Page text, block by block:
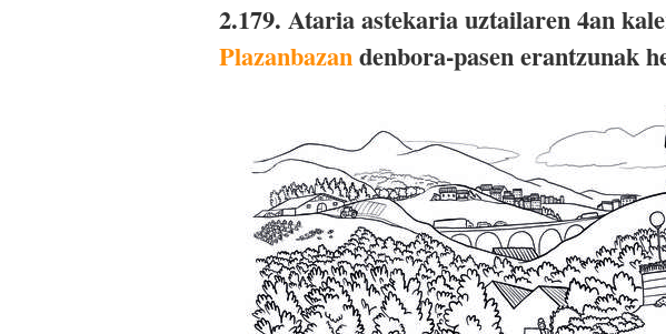
2.179. Ataria astekaria uztailaren 4an
Plazanbazandenbora-pasen erantzunak